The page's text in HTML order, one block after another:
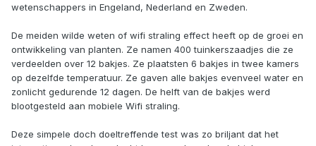
wetenschappers in Engeland, Nederland en Zweden.
De meiden wilde weten of wifi straling effect heeft op de groei en
ontwikkeling van planten. Ze namen 400 tuinkerszaadjes die ze
verdeelden over 12 bakjes. Ze plaatsten 6 bakjes in twee kamers
op dezelfde temperatuur. Ze gaven alle bakjes evenveel water en
zonlicht gedurende 12 dagen. De helft van de bakjes werd
blootgesteld aan mobiele Wifi straling.
Deze simpele doch doeltreffende test was zo briljant dat het